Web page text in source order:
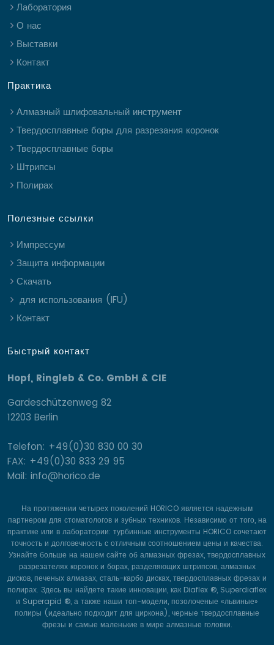
Лаборатория
О нас
Выставки
Контакт
Практика
Алмазный шлифовальный инструмент
Твердосплавные боры для разрезания коронок
Твердосплавные боры
Штрипсы
Полирах
Полезные ссылки
Импрессум
Защита информации
Скачать
для использования (IFU)
Контакт
Быстрый контакт
Hopf, Ringleb & Co. GmbH & CIE
Gardeschützenweg 82
12203 Berlin
Telefon: +49(0)30 830 00 30
FAX: +49(0)30 833 29 95
Mail: info@horico.de
На протяжении четырех поколений HORICO является надежным
партнером для стоматологов и зубных техников. Независимо от того, на
практике или в лаборатории: турбинные инструменты HORICO сочетают
точность и долговечность с отличным соотношением цены и качества.
Узнайте больше на нашем сайте об алмазных фрезах, твердосплавных
разрезателях коронок и борах, разделяющих штрипсов, алмазных
дисков, печеных алмазах, сталь-карбо дисках, твердосплавных фрезах и
полирах. Здесь вы найдете такие инновации, как Diaflex ®, Superdiaflex
и Superapid ®, а также наши топ-модели, позолоченые «львиные»
полиры (идеально подходит для циркона), черные твердосплавные
фрезы и самые маленькие в мире алмазные головки.